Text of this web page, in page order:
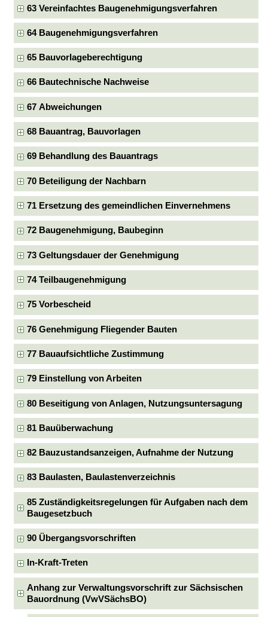
63 Vereinfachtes Baugenehmigungsverfahren
64 Baugenehmigungsverfahren
65 Bauvorlageberechtigung
66 Bautechnische Nachweise
67 Abweichungen
68 Bauantrag, Bauvorlagen
69 Behandlung des Bauantrags
70 Beteiligung der Nachbarn
71 Ersetzung des gemeindlichen Einvernehmens
72 Baugenehmigung, Baubeginn
73 Geltungsdauer der Genehmigung
74 Teilbaugenehmigung
75 Vorbescheid
76 Genehmigung Fliegender Bauten
77 Bauaufsichtliche Zustimmung
79 Einstellung von Arbeiten
80 Beseitigung von Anlagen, Nutzungsuntersagung
81 Bauüberwachung
82 Bauzustandsanzeigen, Aufnahme der Nutzung
83 Baulasten, Baulastenverzeichnis
85 Zuständigkeitsregelungen für Aufgaben nach dem
Baugesetzbuch
90 Übergangsvorschriften
In-Kraft-Treten
Anhang zur Verwaltungsvorschrift zur Sächsischen
Bauordnung (VwVSächsBO)